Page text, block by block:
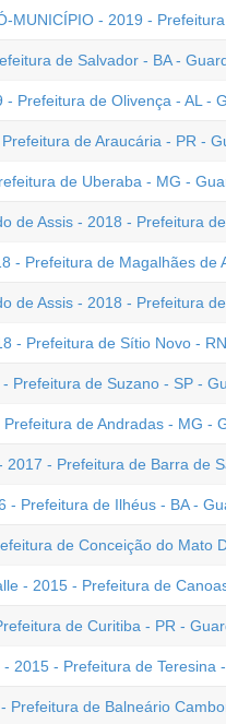
MUNICÍPIO - 2019 -
de Salvador - BA -
- Prefeitura de Olivença - AL -
de Araucária - PR -
de Uberaba - MG -
de Assis - 2018 - Prefeitura
- Prefeitura de Magalhães de
de Assis - 2018 - Prefeitura
- Prefeitura de Sítio Novo -
Prefeitura de Suzano - SP -
Prefeitura de Andradas - MG -
2017 - Prefeitura de Barra de
- Prefeitura de Ilhéus - BA -
de Conceição do Mato
- 2015 - Prefeitura de
de Curitiba - PR -
- 2015 - Prefeitura de Teresina
Prefeitura de Balneário